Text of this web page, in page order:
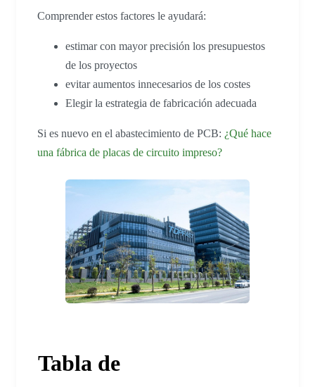
Comprender estos factores le ayudará:
estimar con mayor precisión los presupuestos
de los proyectos
evitar aumentos innecesarios de los costes
Elegir la estrategia de fabricación adecuada
Si es nuevo en el abastecimiento de PCB: ¿Qué hace
una fábrica de placas de circuito impreso?
Tabla de